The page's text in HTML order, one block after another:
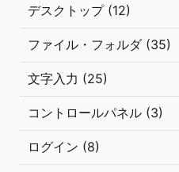
デスクトップ (12)
ファイル・フォルダ (35)
文字入力 (25)
コントロールパネル (3)
ログイン (8)